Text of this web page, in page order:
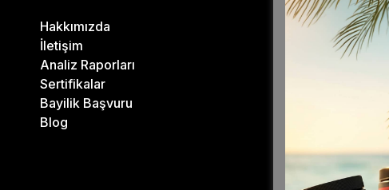
Hakkımızda
İletişim
Analiz Raporları
Sertifikalar
Bayilik Başvuru
Blog
Mesafeli Satış
İade Politikası
Gizlilik Politikası
Hizmet
Kişisel Veriler